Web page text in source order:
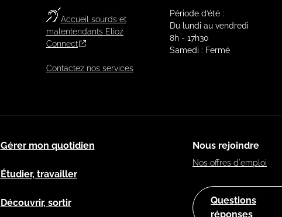
Accueil sourds et
malentendants Elioz
Connect
Contactez nos services
Période d’été :
Du lundi au vendredi
8h - 17h30
Samedi : Fermé
Gérer mon quotidien
Étudier, travailler
Découvrir, sortir
Nous rejoindre
Nos offres d'emploi
Questions
réponses